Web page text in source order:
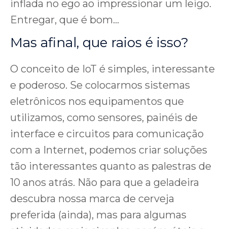
inflada no ego ao impressionar um leigo.
Entregar, que é bom…
Mas afinal, que raios é isso?
O conceito de IoT é simples, interessante
e poderoso. Se colocarmos sistemas
eletrônicos nos equipamentos que
utilizamos, como sensores, painéis de
interface e circuitos para comunicação
com a Internet, podemos criar soluções
tão interessantes quanto as palestras de
10 anos atrás. Não para que a geladeira
descubra nossa marca de cerveja
preferida (ainda), mas para algumas